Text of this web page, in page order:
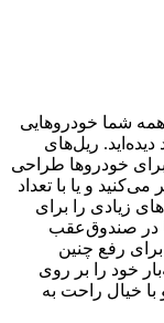
شما خودروهایی
ریل‌های
خودروها طراحی
و یا با تعداد
زیادی را برای
در صندوق‌عقب
رفع چنین
خود را بر روی
خیال راحت به